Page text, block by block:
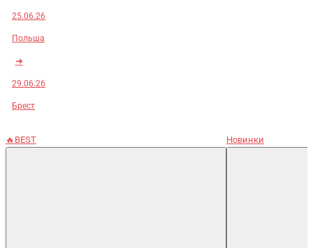
25.06.26
Польша
➜
29.06.26
Брест
🔥BEST Новинки